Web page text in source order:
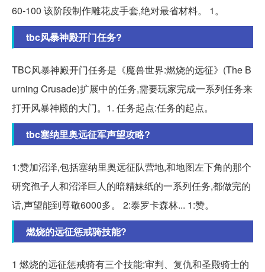
60-100 该阶段制作雕花皮手套,绝对最省材料。 1。
tbc风暴神殿开门任务?
TBC风暴神殿开门任务是《魔兽世界:燃烧的远征》(The B
urning Crusade)扩展中的任务,需要玩家完成一系列任务来
打开风暴神殿的大门。1. 任务起点:任务的起点。
tbc塞纳里奥远征军声望攻略?
1:赞加沼泽,包括塞纳里奥远征队营地,和地图左下角的那个
研究孢子人和沼泽巨人的暗精妹纸的一系列任务,都做完的
话,声望能到尊敬6000多。 2:泰罗卡森林... 1:赞。
燃烧的远征惩戒骑技能?
1 燃烧的远征惩戒骑有三个技能:审判、复仇和圣殿骑士的